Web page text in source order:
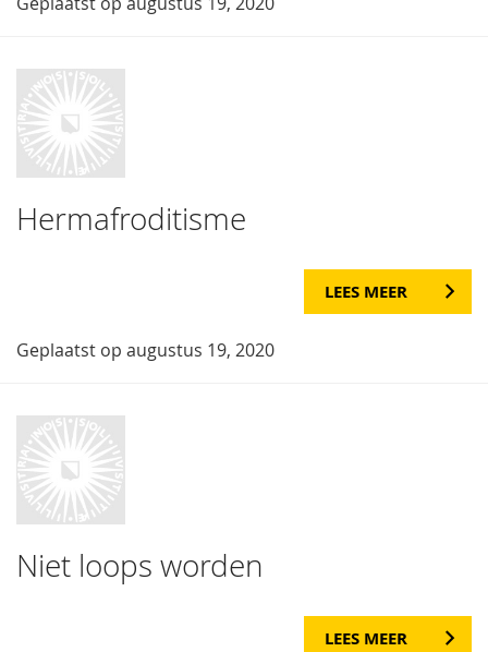
Hermafroditisme
LEES MEER
Geplaatst op augustus 19, 2020
Niet loops worden
LEES MEER